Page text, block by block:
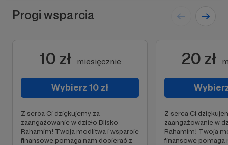
Progi wsparcia
10 zł miesięcznie
Wybierz 10 zł
Z serca Ci dziękujemy za
zaangażowanie w dzieło Blisko
Rahamim! Twoja modlitwa i wsparcie
finansowe pomaga nam docierać z
20 zł
Z serca Ci
zaangażowanie w
Rahamim! Twoja
finansowe pomaga